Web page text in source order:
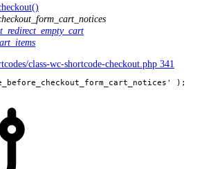
class-wc-shortcode-checkout.php 341
);